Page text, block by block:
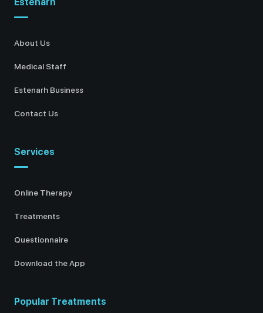
About Us
Medical Staff
Estenarh Business
Contact Us
Services
Online Therapy
Treatments
Questionnaire
Download the App
Popular Treatments